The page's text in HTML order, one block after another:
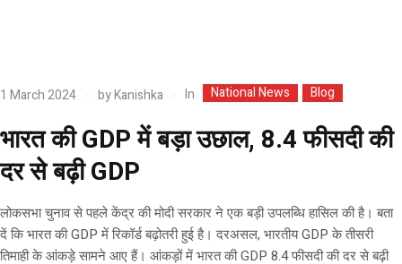
1 March 2024 byKanishka In National News Blog
भारत की GDP में बड़ा उछाल, 8.4 फीसदी की
दर से बढ़ी GDP
लोकसभा चुनाव से पहले केंद्र की मोदी सरकार ने एक बड़ी उपलब्धि हासिल की है। बता
दें कि भारत की GDP में रिकॉर्ड बढ़ोतरी हुई है। दरअसल, भारतीय GDP के तीसरी
तिमाही के आंकड़े सामने आए हैं। आंकड़ों में भारत की GDP 8.4 फीसदी की दर से बढ़ी